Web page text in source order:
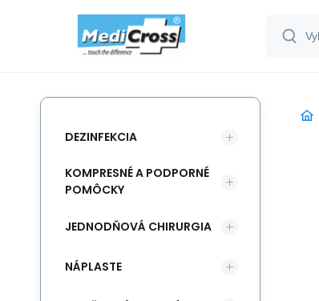
DEZINFEKCIA
KOMPRESNÉ A PODPORNÉ
POMÔCKY
JEDNODŇOVÁ CHIRURGIA
NÁPLASTE